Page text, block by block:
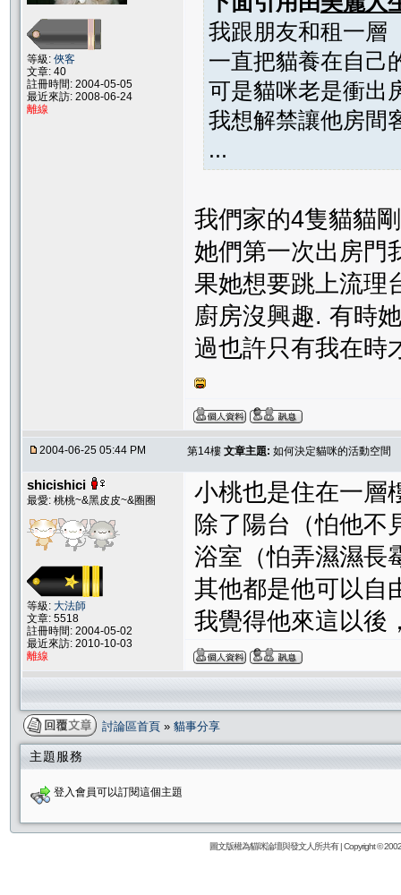
等級: 俠客
文章: 40
註冊時間: 2004-05-05
最近來訪: 2008-06-24
離線
我跟朋友和租一層
一直把貓養在自己
可是貓咪老是衝
我想解禁讓他房間
...
我們家的4隻貓貓
她們第一次出房門
果她想要跳上流理
廚房沒興趣. 有時
過也許只有我在時
2004-06-25 05:44 PM 第14樓 文章主題: 如何決定貓咪的活動空間
shicishici
最愛: 桃桃~&黑皮皮~&圈圈
等級: 大法師
文章: 5518
註冊時間: 2004-05-02
最近來訪: 2010-10-03
離線
小桃也是住在一層
除了陽台（怕他不
浴室（怕弄濕濕長
其他都是他可以自
我覺得他來這以後
討論區首頁 » 貓事分享
主題服務
登入會員可以訂閱這個主題
圖文版權為貓咪論壇與發文人所共有 | Copyright ©